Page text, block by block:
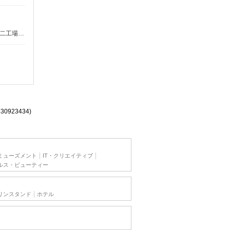
■くらづくり本舗 第三工場 埼玉県川越市古谷上5323 ※当社は、第三工場のほか、 第一工場（埼玉県川越市久保町5番地3） 第二工場（埼玉県川越市西小仙波町1-6-3） の製造工場があります。 状況によっては、工場間異動もございますので、その際は事前に相談に応じます。
ューズメント
IT・クリエイティブ
ス・ビューティー
ンスタンド ホテル